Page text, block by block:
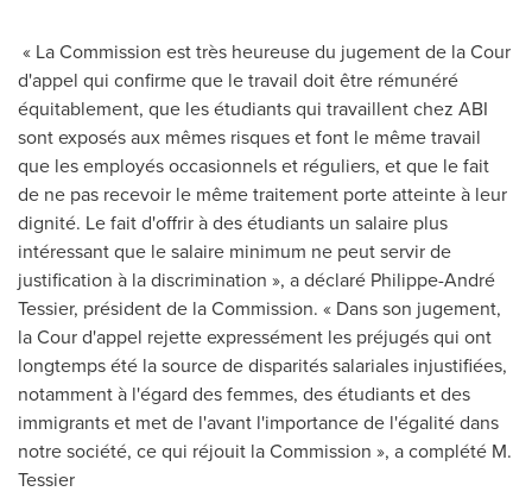
« La Commission est très heureuse du jugement de la Cour
d'appel qui confirme que le travail doit être rémunéré
équitablement, que les étudiants qui travaillent chez ABI
sont exposés aux mêmes risques et font le même travail
que les employés occasionnels et réguliers, et que le fait
de ne pas recevoir le même traitement porte atteinte à leur
dignité. Le fait d'offrir à des étudiants un salaire plus
intéressant que le salaire minimum ne peut servir de
justification à la discrimination », a déclaré Philippe-André
Tessier, président de la Commission. « Dans son jugement,
la Cour d'appel rejette expressément les préjugés qui ont
longtemps été la source de disparités salariales injustifiées,
notamment à l'égard des femmes, des étudiants et des
immigrants et met de l'avant l'importance de l'égalité dans
notre société, ce qui réjouit la Commission », a complété M.
Tessier